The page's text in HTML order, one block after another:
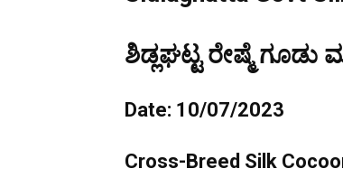
ಶಿಡ್ಲಘಟ್ಟ ರೇಷ್ಮೆ ಗೂಡು
Date: 10/07/2023
Cross-Breed Silk